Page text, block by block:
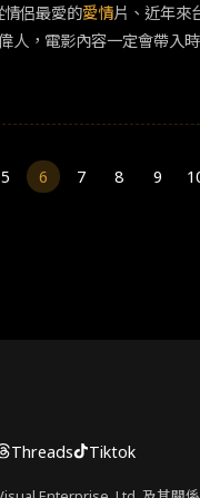
項文化禁忌，無論在
清，從情侶最愛的愛情片、近年來
傳記電影」。 傳記電影的主角大多都
5 6 7 8 9
Threads Tiktok